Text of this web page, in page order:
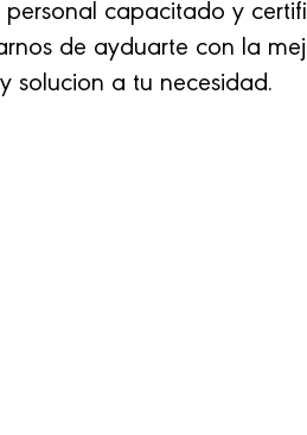
capacitado y
de ayduarte con la
solucion a tu necesidad.